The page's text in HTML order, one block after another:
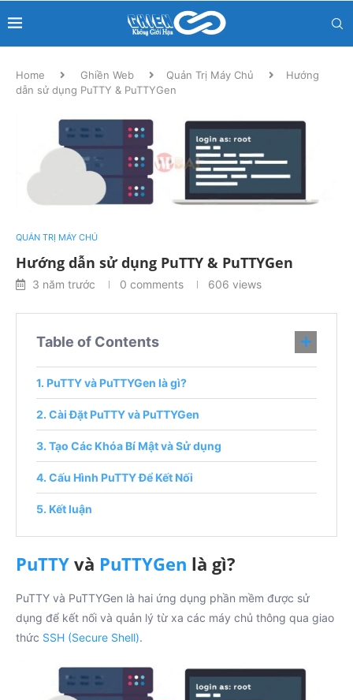
Home Ghiền Web Quản Trị Máy Chủ
Hướng
dẫn sử dụng PuTTY & PuTTYGen
QUẢN TRỊ MÁY CHỦ
Hướng dẫn sử dụng PuTTY & PuTTYGen
3 năm trước 0 comments 606 views
Table of Contents
PuTTY và PuTTYGen là gì?
Cài Đặt PuTTY và PuTTYGen
Tạo Các Khóa Bí Mật và Sử dụng
Cấu Hình PuTTY Để Kết Nối
Kết luận
PuTTY và PuTTYGen là gì?
PuTTY và PuTTYGen là hai ứng dụng phần mềm được sử
dụng để kết nối và quản lý từ xa các máy chủ thông qua giao
thức SSH (Secure Shell).